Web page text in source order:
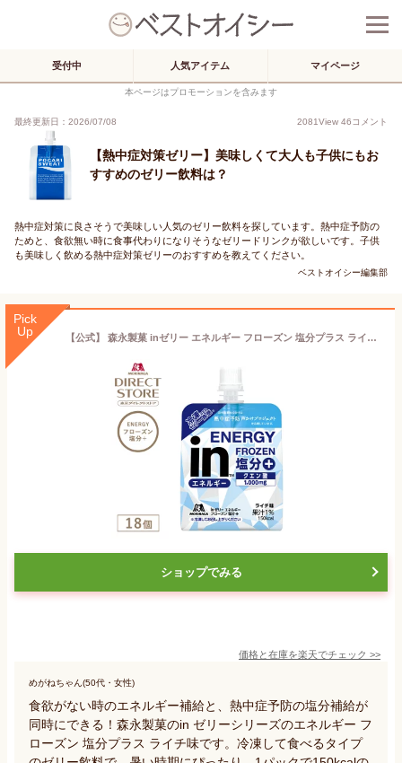
受付中 人気アイテム マイページ
本ページはプロモーションを含みます
最終更新日：2026/07/08 2081View 46コメント
【熱中症対策ゼリー】美味しくて大人も子供にもお
すすめのゼリー飲料は？
熱中症対策に良さそうで美味しい人気のゼリー飲料を探しています。熱中症予防の
ためと、食欲無い時に食事代わりになりそうなゼリードリンクが欲しいです。子供
も美味しく飲める熱中症対策ゼリーのおすすめを教えてください。
ベストオイシー編集部
Pick
Up
【公式】 森永製菓 inゼリー エネルギー フローズン 塩分プラス ライチ味 150g×18個
ショップでみる
価格と在庫を楽天でチェック >>
めがねちゃん(50代・女性)
食欲がない時のエネルギー補給と、熱中症予防の塩分補給が
同時にできる！森永製菓のin ゼリーシリーズのエネルギー フ
ローズン 塩分プラス ライチ味です。冷凍して食べるタイプ